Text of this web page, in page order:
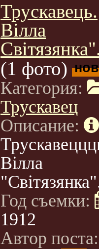
Трускавець.
Вілла
(1 фото)
Категория:
Трускавец
Описание:
Вілла
Год съемки:
1912
Автор